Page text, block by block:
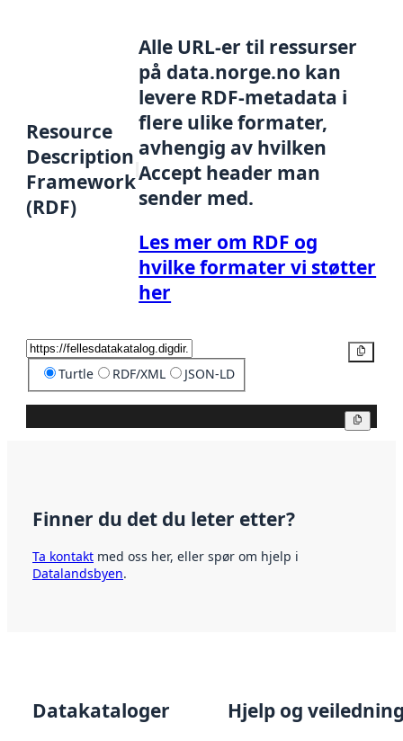
Resource
Description
Framework
(RDF)
Alle URL-er til ressurser
på data.norge.no kan
levere RDF-metadata i
flere ulike formater,
avhengig av hvilken
Accept header man
sender med.
Les mer om RDF og
hvilke formater vi støtter
her
Turtle RDF/XML JSON-LD
Finner du det du leter etter?
Ta kontakt med oss her, eller spør om hjelp i
Datalandsbyen.
Datakataloger Hjelp og